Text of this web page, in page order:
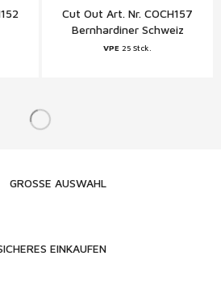
Cut Out Art. Nr. COCH157
Bernhardiner Schweiz
VPE 25 Stck.
GROSSE AUSWAHL
EINKAUFEN